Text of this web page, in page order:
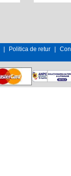
Politica de retur